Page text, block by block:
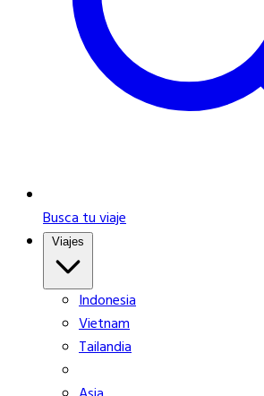
Busca tu viaje
Indonesia
Vietnam
Tailandia